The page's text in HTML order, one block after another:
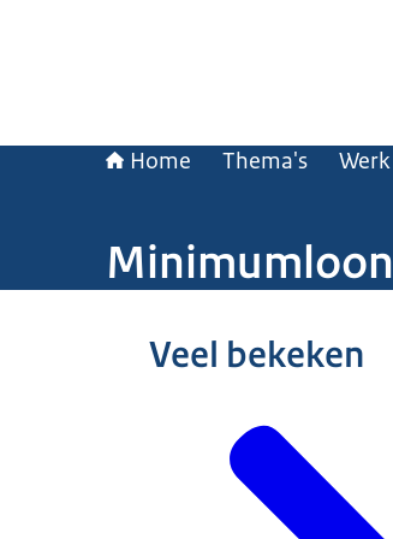
Home Thema's Werk
Minimumloon
Veel bekeken